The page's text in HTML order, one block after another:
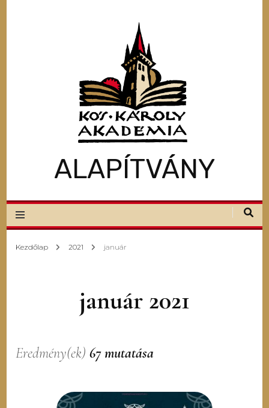
ALAPÍTVÁNY
Kezdőlap 2021 január
január 2021
Eredmény(ek)67 mutatása